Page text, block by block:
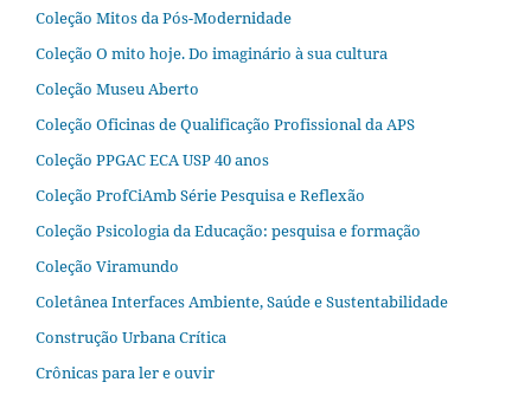
Coleção Mitos da Pós-Modernidade
Coleção O mito hoje. Do imaginário à sua cultura
Coleção Museu Aberto
Coleção Oficinas de Qualificação Profissional da APS
Coleção PPGAC ECA USP 40 anos
Coleção ProfCiAmb Série Pesquisa e Reflexão
Coleção Psicologia da Educação: pesquisa e formação
Coleção Viramundo
Coletânea Interfaces Ambiente, Saúde e Sustentabilidade
Construção Urbana Crítica
Crônicas para ler e ouvir